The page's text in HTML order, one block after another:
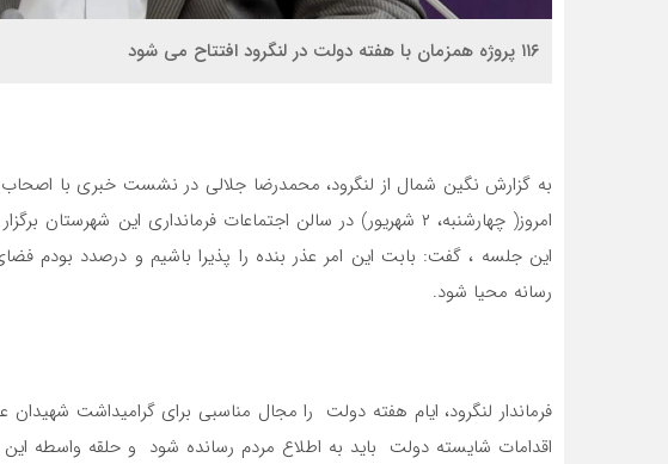
۱۱۶ پروژه همزمان با هفته دولت در لنگرود افتتاح می شود
به گزارش نگین شمال از لنگرود، محمدرضا جلالی در نشست خبری با اصحاب
امروز( چهارشنبه، ۲ شهریور) در سالن اجتماعات فرمانداری این
این جلسه ، گفت: بابت این امر عذر بنده را پذیرا باشیم و درصدد بودم
رسانه محیا شود.
فرماندار لنگرود، ایام هفته دولت را مجال مناسبی برای گرامیداشت
اقدامات شایسته دولت باید به اطلاع مردم رسانده شود و حلقه واسطه